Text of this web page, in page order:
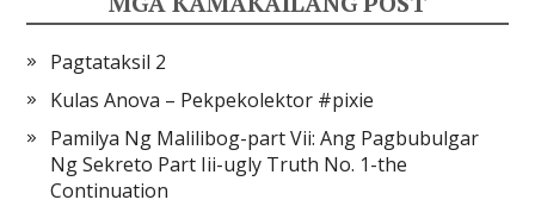
Pagtataksil 2
Kulas Anova – Pekpekolektor #pixie
Pamilya Ng Malilibog-part Vii: Ang Pagbubulgar
Ng Sekreto Part Iii-ugly Truth No. 1-the
Continuation